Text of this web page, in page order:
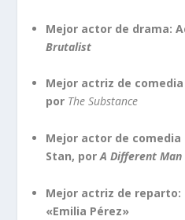
Mejor actor de drama:
Brutalist
Mejor actriz de
por The Substance
Mejor actor de comedia
Stan, porA Different Man
Mejor actriz de reparto:
«Emilia Pérez»